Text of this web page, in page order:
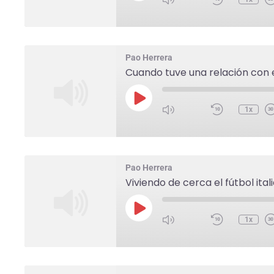
Pao Herrera
Cuando tuve una relación con
1x
Pao Herrera
Viviendo de cerca el fútbol
1x